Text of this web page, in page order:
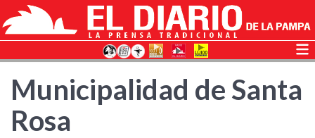
Municipalidad de Santa
Rosa